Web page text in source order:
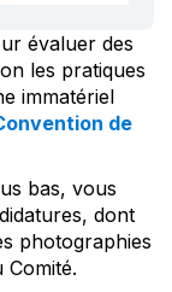
évaluer des
les pratiques
immatériel
de
bas, vous
dont
photographies
Comité.